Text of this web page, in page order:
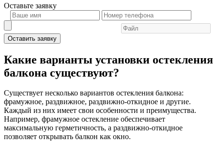
Оставьте заявку
Оставить заявку
Какие варианты установки остекления
балкона существуют?
Существует несколько вариантов остекления балкона:
фрамужное, раздвижное, раздвижно-откидное и другие.
Каждый из них имеет свои особенности и преимущества.
Например, фрамужное остекление обеспечивает
максимальную герметичность, а раздвижно-откидное
позволяет открывать балкон как окно.